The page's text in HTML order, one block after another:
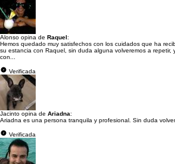
Alonso opina de Raquel:
Hemos quedado muy satisfechos con los cuidados que ha
su estancia con Raquel, sin duda alguna volveremos a repetir,
con...
Verificada
Jacinto opina de Ariadna:
Ariadna es una persona tranquila y profesional. Sin duda
Verificada